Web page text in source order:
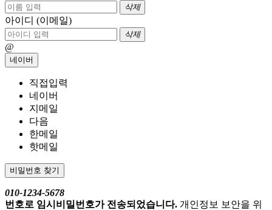
삭제
아이디 (이메일)
삭제
@
네이버
직접입력
네이버
지메일
다음
한메일
핫메일
비밀번호 찾기
010-1234-5678
번호로 임시비밀번호가 전송되었습니다. 개인정보 보안을 위